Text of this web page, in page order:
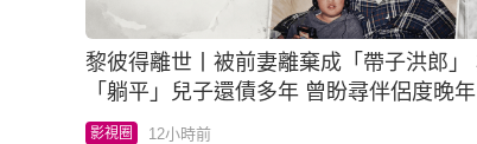
黎彼得離世丨被前妻離棄成「帶子洪郎」 為38歲
「躺平」兒子還債多年 曾盼尋伴侶度晚年
影視圈 12小時前